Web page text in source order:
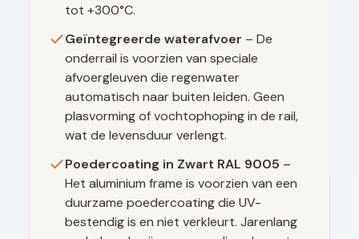
tot +300°C.
Geïntegreerde waterafvoer – De
onderrail is voorzien van speciale
afvoergleuven die regenwater
automatisch naar buiten leiden. Geen
plasvorming of vochtophoping in de rail,
wat de levensduur verlengt.
Poedercoating in Zwart RAL 9005 –
Het aluminium frame is voorzien van een
duurzame poedercoating die UV-
bestendig is en niet verkleurt. Jarenlang